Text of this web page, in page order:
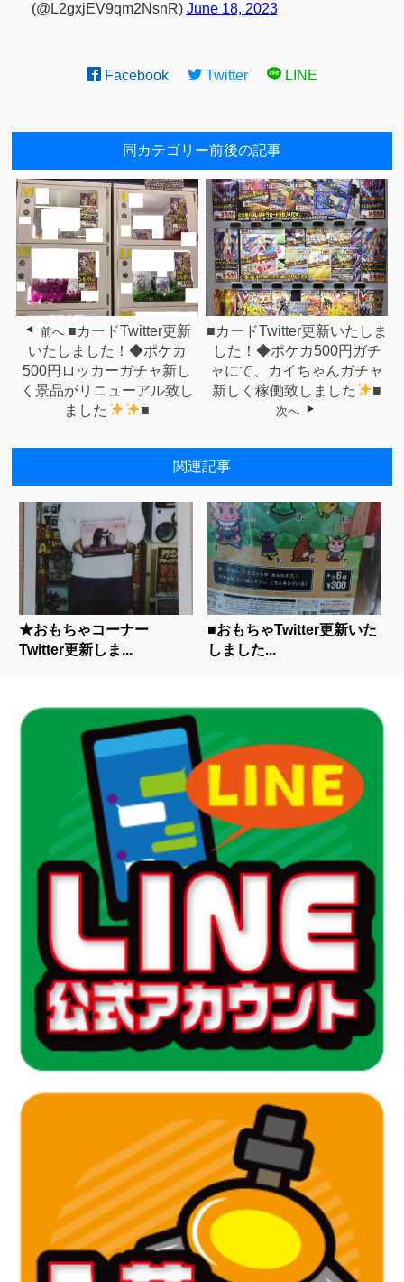
(@L2gxjEV9qm2NsnR) June 18, 2023
Facebook Twitter LINE
同カテゴリー前後の記事
前へ ■カードTwitter更新
いたしました！◆ポケカ
500円ロッカーガチャ新し
く景品がリニューアル致し
ました
■
■カードTwitter更新いたしま
した！◆ポケカ500円ガチ
ャにて、カイちゃんガチャ
新しく稼働致しました
■
次へ
関連記事
★おもちゃコーナー
Twitter更新しま...
■おもちゃTwitter更新いた
しました...